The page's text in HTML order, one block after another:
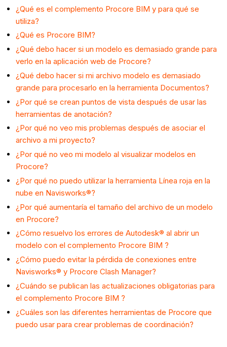
¿Qué es el complemento Procore BIM y para qué se
utiliza?
¿Qué es Procore BIM?
¿Qué debo hacer si un modelo es demasiado grande para
verlo en la aplicación web de Procore?
¿Qué debo hacer si mi archivo modelo es demasiado
grande para procesarlo en la herramienta Documentos?
¿Por qué se crean puntos de vista después de usar las
herramientas de anotación?
¿Por qué no veo mis problemas después de asociar el
archivo a mi proyecto?
¿Por qué no veo mi modelo al visualizar modelos en
Procore?
¿Por qué no puedo utilizar la herramienta Línea roja en la
nube en Navisworks®?
¿Por qué aumentaría el tamaño del archivo de un modelo
en Procore?
¿Cómo resuelvo los errores de Autodesk® al abrir un
modelo con el complemento Procore BIM ?
¿Cómo puedo evitar la pérdida de conexiones entre
Navisworks® y Procore Clash Manager?
¿Cuándo se publican las actualizaciones obligatorias para
el complemento Procore BIM ?
¿Cuáles son las diferentes herramientas de Procore que
puedo usar para crear problemas de coordinación?